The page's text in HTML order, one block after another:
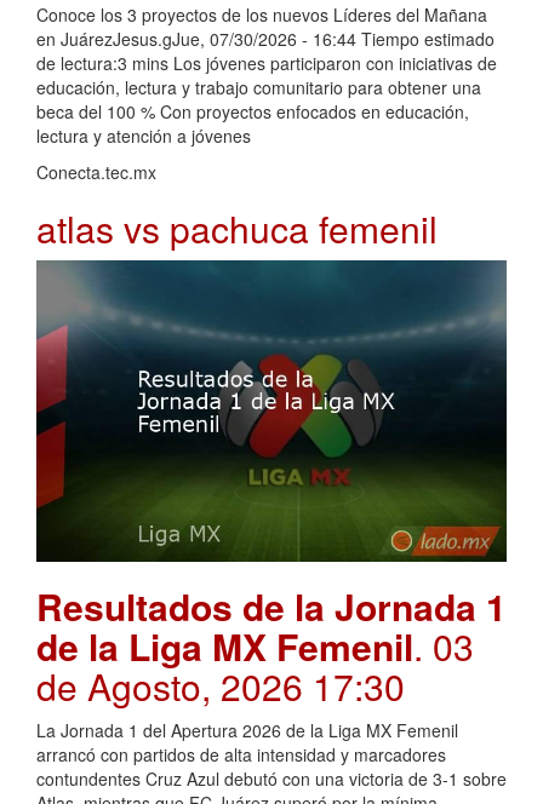
Conoce los 3 proyectos de los nuevos Líderes del Mañana
en JuárezJesus.gJue, 07/30/2026 - 16:44 Tiempo estimado
de lectura:3 mins Los jóvenes participaron con iniciativas de
educación, lectura y trabajo comunitario para obtener una
beca del 100 % Con proyectos enfocados en educación,
lectura y atención a jóvenes
Conecta.tec.mx
atlas vs pachuca femenil
Resultados de la Jornada 1
de la Liga MX Femenil. 03
de Agosto, 2026 17:30
La Jornada 1 del Apertura 2026 de la Liga MX Femenil
arrancó con partidos de alta intensidad y marcadores
contundentes Cruz Azul debutó con una victoria de 3-1 sobre